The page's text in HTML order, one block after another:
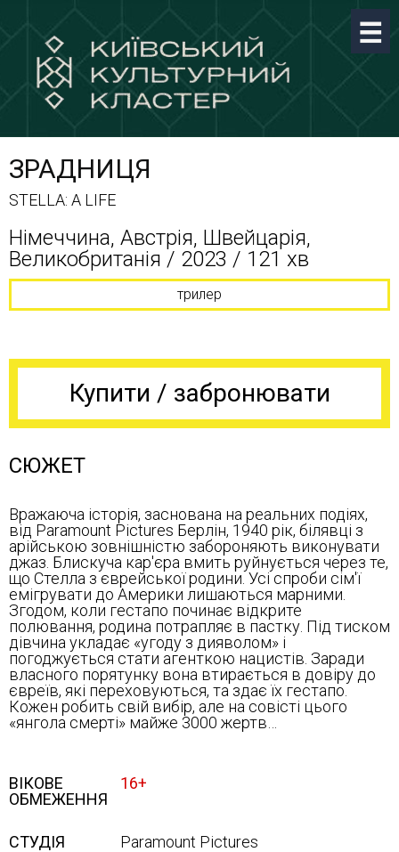
ЗРАДНИЦЯ
STELLA: A LIFE
Німеччина, Австрія, Швейцарія,
Великобританія / 2023 / 121 хв
трилер
Купити / забронювати
СЮЖЕТ
Вражаюча історія, заснована на реальних подіях,
від Paramount Pictures Берлін, 1940 рік, білявці з
арійською зовнішністю забороняють виконувати
джаз. Блискуча кар'єра вмить руйнується через те,
що Стелла з єврейської родини. Усі спроби сім'ї
емігрувати до Америки лишаються марними.
Згодом, коли гестапо починає відкрите
полювання, родина потрапляє в пастку. Під тиском
дівчина укладає «угоду з дияволом» і
погоджується стати агенткою нацистів. Заради
власного порятунку вона втирається в довіру до
євреїв, які переховуються, та здає їх гестапо.
Кожен робить свій вибір, але на совісті цього
«янгола смерті» майже 3000 жертв…
ВІКОВЕ
ОБМЕЖЕННЯ
16+
СТУДІЯ Paramount Pictures